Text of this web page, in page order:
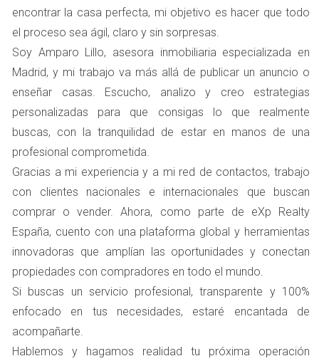
El marketing sensorial es una herramienta poderosa
para estimular las emociones y crear recuerdos
duraderos. En el contexto de las visitas a viviendas, esto
implica utilizar los cinco sentidos para envolver al
visitante en una atmósfera acogedora y atractiva.
Visual: La Importancia de la Presentación
La presentación visual de la vivienda es clave. Desde la
iluminación hasta la decoración, cada elemento debe
estar cuidadosamente considerado. Una casa bien
iluminada y decorada con gusto puede hacer que los
visitantes se sientan cómodos y atraídos. Utilizar colores
cálidos y muebles elegantes puede ayudar a crear un
ambiente acogedor.
Olfativo: Aromas que Invitan a Quedarse
Los aromas tienen un impacto significativo en nuestras
emociones. Un hogar que huele bien puede hacer que los
encontrar la casa perfecta, mi objetivo es hacer que todo
el proceso sea ágil, claro y sin sorpresas.
Soy Amparo Lillo, asesora inmobiliaria especializada en
Madrid, y mi trabajo va más allá de publicar un anuncio o
enseñar casas. Escucho, analizo y creo estrategias
personalizadas para que consigas lo que realmente
buscas, con la tranquilidad de estar en manos de una
profesional comprometida.
Gracias a mi experiencia y a mi red de contactos, trabajo
con clientes nacionales e internacionales que buscan
comprar o vender. Ahora, como parte de eXp Realty
España, cuento con una plataforma global y herramientas
innovadoras que amplían las oportunidades y conectan
propiedades con compradores en todo el mundo.
Si buscas un servicio profesional, transparente y 100%
enfocado en tus necesidades, estaré encantada de
acompañarte.
Hablemos y hagamos realidad tu próxima operación